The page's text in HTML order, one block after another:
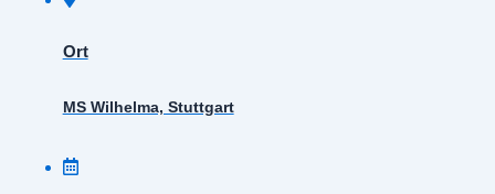
Ort
MS Wilhelma, Stuttgart